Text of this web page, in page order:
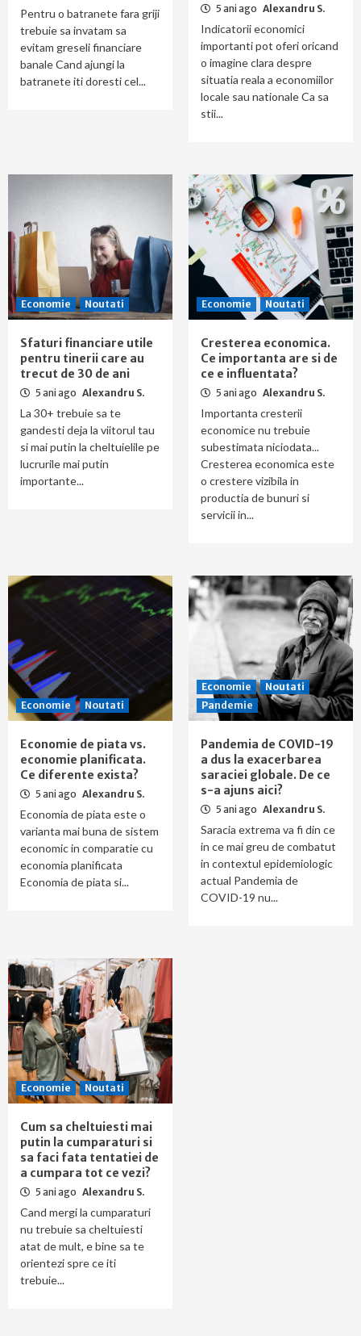
Pentru o batranete fara griji
trebuie sa invatam sa
evitam greseli financiare
banale Cand ajungi la
batranete iti doresti cel...
5 ani ago Alexandru S.
Indicatorii economici
importanti pot oferi oricand
o imagine clara despre
situatia reala a economiilor
locale sau nationale Ca sa
stii...
Economie Noutati
Sfaturi financiare utile
pentru tinerii care au
trecut de 30 de ani
5 ani ago Alexandru S.
La 30+ trebuie sa te
gandesti deja la viitorul tau
si mai putin la cheltuielile pe
lucrurile mai putin
importante...
Economie Noutati
Cresterea economica.
Ce importanta are si de
ce e influentata?
5 ani ago Alexandru S.
Importanta cresterii
economice nu trebuie
subestimata niciodata...
Cresterea economica este
o crestere vizibila in
productia de bunuri si
servicii in...
Economie Noutati
Economie de piata vs.
economie planificata.
Ce diferente exista?
5 ani ago Alexandru S.
Economia de piata este o
varianta mai buna de sistem
economic in comparatie cu
economia planificata
Economia de piata si...
Economie
Noutati
Pandemie
Pandemia de COVID-19
a dus la exacerbarea
saraciei globale. De ce
s-a ajuns aici?
5 ani ago Alexandru S.
Saracia extrema va fi din ce
in ce mai greu de combatut
in contextul epidemiologic
actual Pandemia de
COVID-19 nu...
Economie Noutati
Cum sa cheltuiesti mai
putin la cumparaturi si
sa faci fata tentatiei de
a cumpara tot ce vezi?
5 ani ago Alexandru S.
Cand mergi la cumparaturi
nu trebuie sa cheltuiesti
atat de mult, e bine sa te
orientezi spre ce iti
trebuie...